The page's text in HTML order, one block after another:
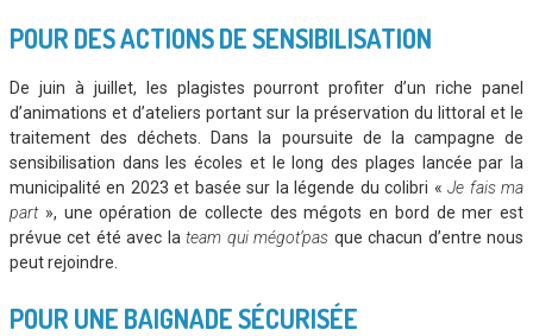
POUR DES ACTIONS DE SENSIBILISATION
De juin à juillet, les plagistes pourront profiter d’un riche panel
d’animations et d’ateliers portant sur la préservation du littoral et le
traitement des déchets. Dans la poursuite de la campagne de
sensibilisation dans les écoles et le long des plages lancée par la
municipalité en 2023 et basée sur la légende du colibri «Je fais ma
part», une opération de collecte des mégots en bord de mer est
prévue cet été avec lateam qui mégot’pas que chacun d’entre nous
peut rejoindre.
POUR UNE BAIGNADE SÉCURISÉE